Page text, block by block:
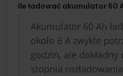
Ile ładować akumulator 60
Akumulator 60 Ah
około 6 A zwykle
godzin, ale dokładny
stopnia